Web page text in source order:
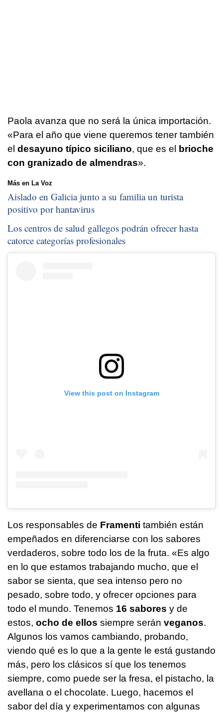
Paola avanza que no será la única importación.
«Para el año que viene queremos tener también
el desayuno típico siciliano, que es el brioche
con granizado de almendras».
Más en La Voz
Aislado en Galicia junto a su familia un turista
positivo por hantavirus
Los centros de salud gallegos podrán ofrecer hasta
catorce categorías profesionales
View this post on Instagram
Los responsables de Framenti también están
empeñados en diferenciarse con los sabores
verdaderos, sobre todo los de la fruta. «Es algo
en lo que estamos trabajando mucho, que el
sabor se sienta, que sea intenso pero no
pesado, sobre todo, y ofrecer opciones para
todo el mundo. Tenemos 16 sabores y de
estos, ocho de ellos siempre serán veganos.
Algunos los vamos cambiando, probando,
viendo qué es lo que a la gente le está gustando
más, pero los clásicos sí que los tenemos
siempre, como puede ser la fresa, el pistacho, la
avellana o el chocolate. Luego, hacemos el
sabor del día y experimentamos con algunas